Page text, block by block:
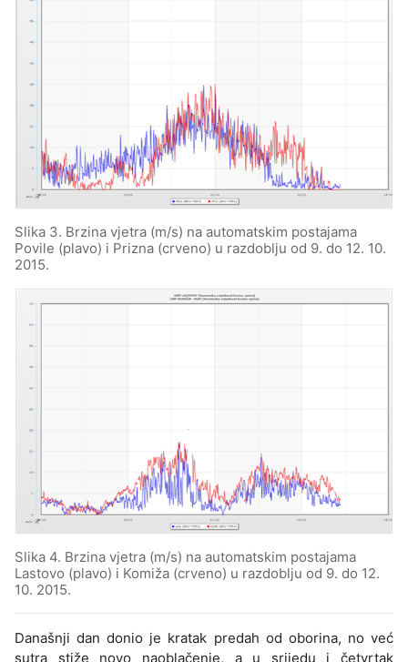
Slika 3. Brzina vjetra (m/s) na automatskim postajama
Povile (plavo) i Prizna (crveno) u razdoblju od 9. do 12. 10.
2015.
Slika 4. Brzina vjetra (m/s) na automatskim postajama
Lastovo (plavo) i Komiža (crveno) u razdoblju od 9. do 12.
10. 2015.
Današnji dan donio je kratak predah od oborina, no već
sutra stiže novo naoblačenje, a u srijedu i četvrtak